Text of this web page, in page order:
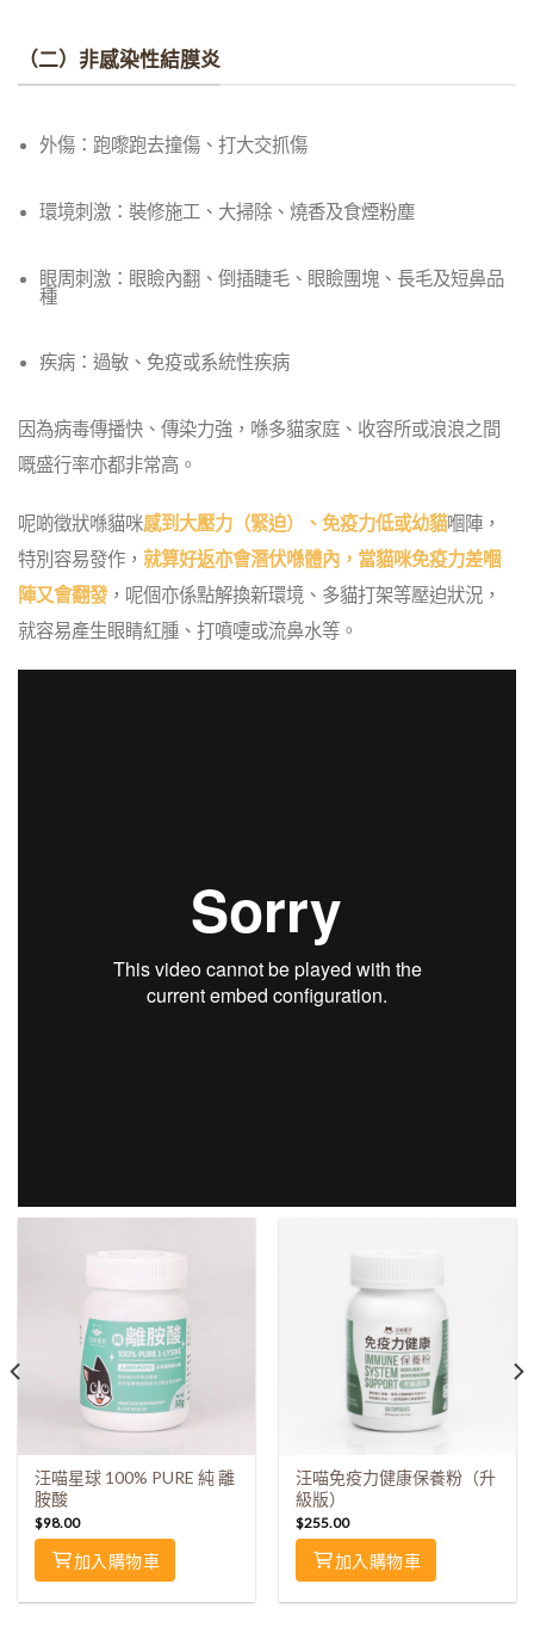
（二）非感染性結膜炎
外傷：跑嚟跑去撞傷、打大交抓傷
環境刺激：裝修施工、大掃除、燒香及食煙粉塵
眼周刺激：眼瞼內翻、倒插睫毛、眼瞼團塊、長毛及短鼻品
種
疾病：過敏、免疫或系統性疾病
因為病毒傳播快、傳染力強，喺多貓家庭、收容所或浪浪之間
嘅盛行率亦都非常高。
呢啲徵狀喺貓咪感到大壓力（緊迫）、免疫力低或幼貓嗰陣，
特別容易發作， 就算好返亦會潛伏喺體內，當貓咪免疫力差嗰
陣又會翻發，呢個亦係點解換新環境、多貓打架等壓迫狀況，
就容易產生眼睛紅腫、打噴嚏或流鼻水等。
汪喵星球 100% PURE 純 離
胺酸
$98.00
加入購物車
汪喵免疫力健康保養粉（升
級版）
$255.00
加入購物車